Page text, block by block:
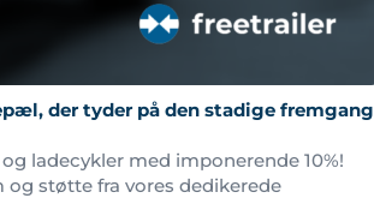
der tyder på den stadige fremgang
ladecykler med imponerende 10%!
støtte fra vores dedikerede